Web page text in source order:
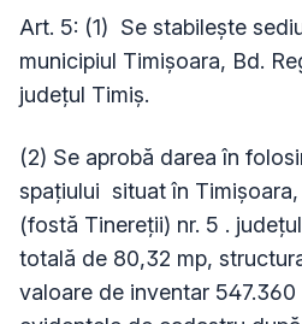
Art. 5: (1) Se stabileşte
municipiul Timişoara, Bd.
județul Timiș.
(2) Se aprobă darea în
spațiului situat în
(fostă Tinereții) nr. 5 .
totală de 80,32 mp,
valoare de inventar